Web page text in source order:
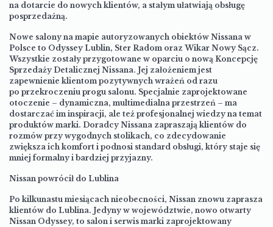
na dotarcie do nowych klientów, a stałym ułatwiają obsługę
posprzedażną.
Nowe salony na mapie autoryzowanych obiektów Nissana w
Polsce to Odyssey Lublin, Ster Radom oraz Wikar Nowy Sącz.
Wszystkie zostały przygotowane w oparciu o nową Koncepcję
Sprzedaży Detalicznej Nissana. Jej założeniem jest
zapewnienie klientom pozytywnych wrażeń od razu
po przekroczeniu progu salonu. Specjalnie zaprojektowane
otoczenie – dynamiczna, multimedialna przestrzeń – ma
dostarczać im inspiracji, ale też profesjonalnej wiedzy na temat
produktów marki. Doradcy Nissana zapraszają klientów do
rozmów przy wygodnych stolikach, co zdecydowanie
zwiększa ich komfort i podnosi standard obsługi, który staje się
mniej formalny i bardziej przyjazny.
Nissan powrócił do Lublina
Po kilkunastu miesiącach nieobecności, Nissan znowu zaprasza
klientów do Lublina. Jedyny w województwie, nowo otwarty
Nissan Odyssey, to salon i serwis marki zaprojektowany